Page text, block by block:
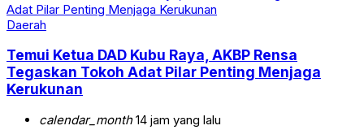
Daerah
Temui Ketua DAD Kubu Raya, AKBP Rensa
Tegaskan Tokoh Adat Pilar Penting Menjaga
Kerukunan
calendar_month14 jam yang lalu